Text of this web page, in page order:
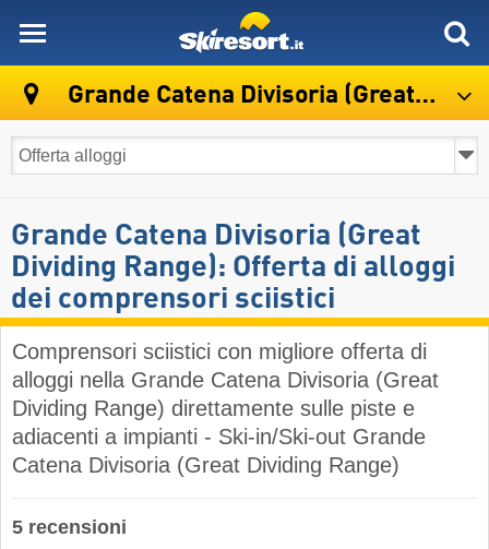
Grande Catena Divisoria (Great Dividing Range)
Grande Catena Divisoria (Great
Dividing Range): Offerta di alloggi
dei comprensori sciistici
Comprensori sciistici con migliore offerta di
alloggi nella Grande Catena Divisoria (Great
Dividing Range) direttamente sulle piste e
adiacenti a impianti - Ski-in/Ski-out Grande
Catena Divisoria (Great Dividing Range)
5 recensioni